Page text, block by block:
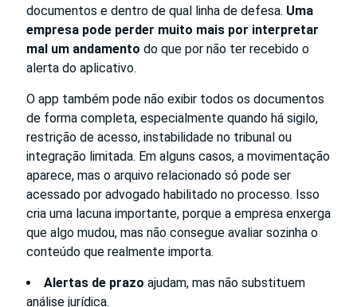
documentos e dentro de qual linha de defesa. Uma
empresa pode perder muito mais por interpretar
mal um andamento do que por não ter recebido o
alerta do aplicativo.
O app também pode não exibir todos os documentos
de forma completa, especialmente quando há sigilo,
restrição de acesso, instabilidade no tribunal ou
integração limitada. Em alguns casos, a movimentação
aparece, mas o arquivo relacionado só pode ser
acessado por advogado habilitado no processo. Isso
cria uma lacuna importante, porque a empresa enxerga
que algo mudou, mas não consegue avaliar sozinha o
conteúdo que realmente importa.
Alertas de prazo ajudam, mas não substituem
análise jurídica.